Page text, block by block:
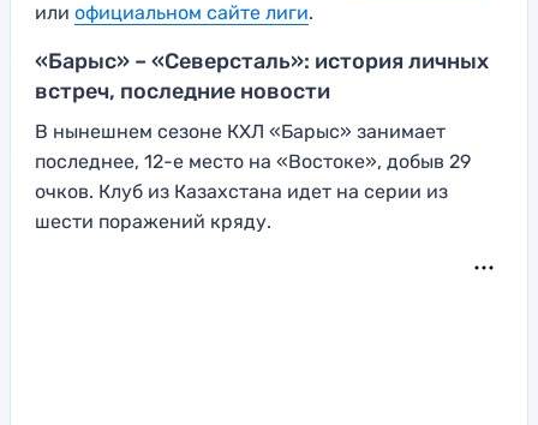
или официальном сайте лиги.
«Барыс» – «Северсталь»: история личных
встреч, последние новости
В нынешнем сезоне КХЛ «Барыс» занимает
последнее, 12-е место на «Востоке», добыв 29
очков. Клуб из Казахстана идет на серии из
шести поражений кряду.